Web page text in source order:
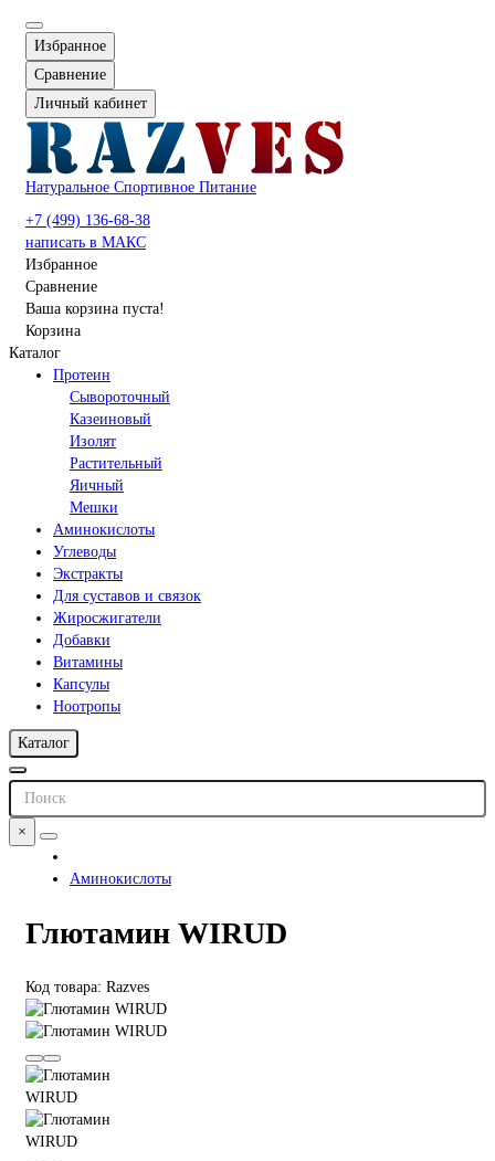
Избранное
Сравнение
Личный кабинет
Натуральное Спортивное Питание
+7 (499) 136-68-38
написать в МАКС
Избранное
Сравнение
Ваша корзина пуста!
Корзина
Каталог
Протеин
Сывороточный
Казеиновый
Изолят
Растительный
Яичный
Мешки
Аминокислоты
Углеводы
Экстракты
Для суставов и связок
Жиросжигатели
Добавки
Витамины
Капсулы
Ноотропы
Каталог
×
Аминокислоты
Глютамин WIRUD
Код товара: Razves